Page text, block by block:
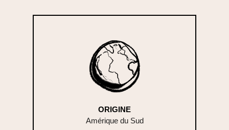
ORIGINE
Amérique du Sud